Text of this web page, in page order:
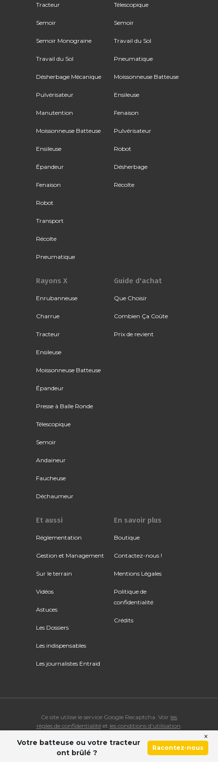
Tracteur
Semoir
Semoir Monograine
Travail du Sol
Désherbage Mécanique
Pulvérisateur
Manutention
Moissonneuse Batteuse
Ensileuse
Épandeur
Fenaison
Robot
Transport
Récolte
Pneumatique
Télescopique
Semoir
Travail du Sol
Pneumatique
Moissonneuse Batteuse
Ensileuse
Fenaison
Pulvérisateur
Robot
Désherbage
Récolte
Rayons X
Enrubanneuse
Charrue
Tracteur
Ensileuse
Moissonneuse Batteuse
Épandeur
Presse à Balle Ronde
Télescopique
Semoir
Andaineur
Faucheuse
Déchaumeur
Guide d'achat
Que Choisir
Combien Ça Coûte
Prix de revient
Et aussi
Réglementation
Gestion et Management
Sur le terrain
Vidéos
Astuces
Les Dossiers
Les indispensables
Les journalistes Entraid
En savoir plus
Boutique
Contactez-nous !
Mentions Légales
Politique de
confidentialité
Crédits
Ce site utilise le service Google Recaptcha. Voir les
règles de confidentialitéet les conditions d'utilisation
© Copyright 2026 ENTRAID. Tous droits réservés.
Votre batteuse ou votre tracteur
ont brûlé ?
Racontez-nous
×